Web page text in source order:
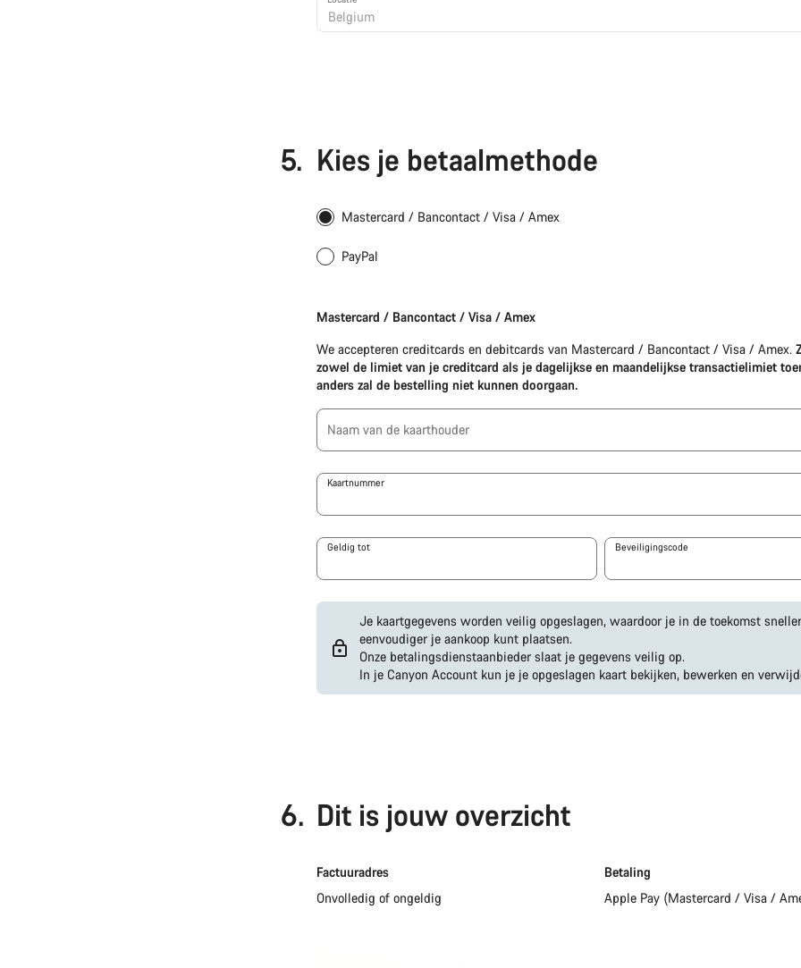
5. Kies je betaalmethode
Mastercard / Bancontact / Visa / Amex
PayPal
Pay
/
Visa
/
Mastercard / Bancontact / Visa / Amex
We accepteren creditcards en debitcards van Mastercard / Bancontact / Visa / Amex.
zowel de limiet van je creditcard als je dagelijkse en maandelijkse transactielimiet
anders zal de bestelling niet kunnen doorgaan.
Naam van de kaarthouder
Kaartnummer
Geldig tot Beveiligingscode
Je kaartgegevens worden veilig opgeslagen, waardoor je in de toekomst
eenvoudiger je aankoop kunt plaatsen.
Onze betalingsdienstaanbieder slaat je gegevens veilig op.
In je Canyon Account kun je je opgeslagen kaart bekijken, bewerken en
/
Amex)
6. Dit is jouw overzicht
Factuuradres
Onvolledig of ongeldig
Betaling
Apple Pay (Mastercard / Visa /